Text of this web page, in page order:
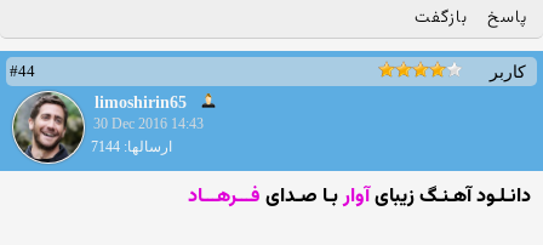
پاسخ بازگفت
کاربر
#44
limoshirin65
30 Dec 2016 14:43
ارسالها: 7144
دانـلـود آهـنـگ زیبایآواربـا صـدای فـــرهـــاد